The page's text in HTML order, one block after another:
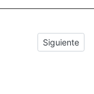
Next article:
Siguiente